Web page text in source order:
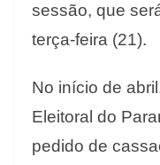
sessão, que
terça-feira (21).
No início de
Eleitoral do
pedido de